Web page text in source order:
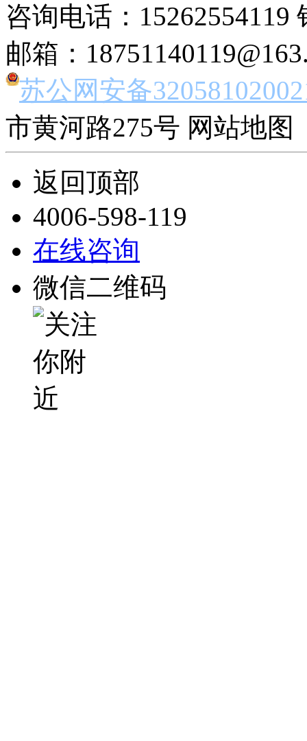
咨询电话：15262554119
邮箱：
苏公网安备
市黄河路275号 网站地图
返回顶部
4006-598-119
在线咨询
微信二维码